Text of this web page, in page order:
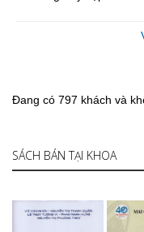
Đang có 797 khách và
SÁCH BÁN TẠI KHOA